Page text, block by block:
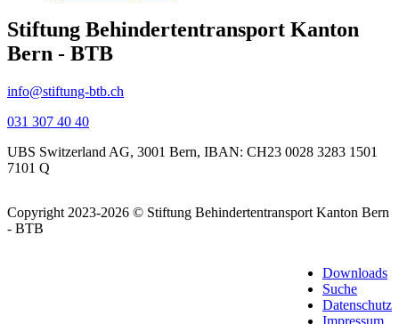
Stiftung Behindertentransport Kanton
Bern - BTB
info@stiftung-btb.ch
031 307 40 40
UBS Switzerland AG, 3001 Bern, IBAN: CH23 0028 3283 1501
7101 Q
Copyright 2023-2026 © Stiftung Behindertentransport Kanton Bern
- BTB
Downloads
Suche
Datenschutz
Impressum